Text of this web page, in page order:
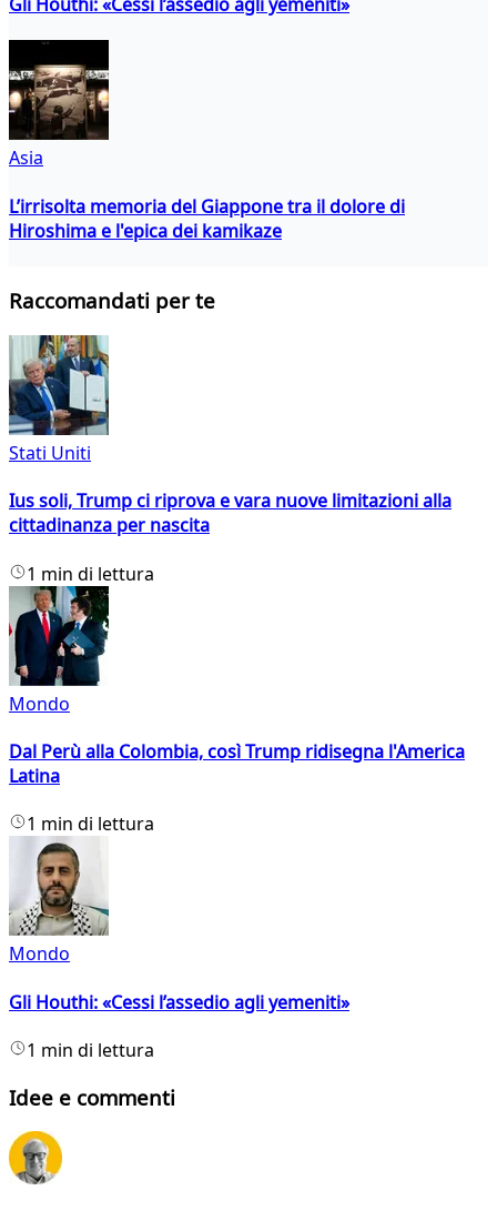
Asia
L’irrisolta memoria del Giappone tra il dolore di
Hiroshima e l'epica dei kamikaze
Raccomandati per te
Stati Uniti
Ius soli, Trump ci riprova e vara nuove limitazioni alla
cittadinanza per nascita
1 min di lettura
Mondo
Dal Perù alla Colombia, così Trump ridisegna l'America
Latina
1 min di lettura
Mondo
Gli Houthi: «Cessi l’assedio agli yemeniti»
1 min di lettura
Idee e commenti